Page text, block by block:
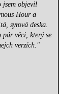
jsem objevil
Hour a
syrová deska.
věci, který se
verzích."